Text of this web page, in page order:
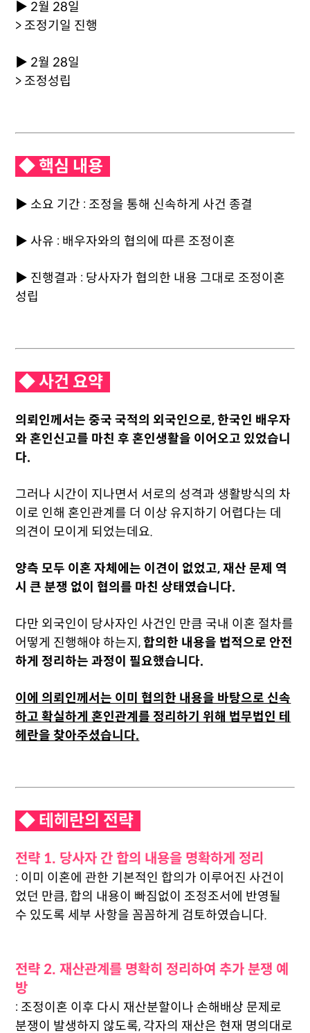
▶ 2월 28일
> 조정기일 진행
▶ 2월 28일
> 조정성립
◆ 핵심 내용
▶ 소요 기간 : 조정을 통해 신속하게 사건 종결
▶ 사유 : 배우자와의 협의에 따른 조정이혼
▶ 진행결과 : 당사자가 협의한 내용 그대로 조정이혼
성립
◆ 사건 요약
의뢰인께서는 중국 국적의 외국인으로, 한국인 배우자
와 혼인신고를 마친 후 혼인생활을 이어오고 있었습니
다.
그러나 시간이 지나면서 서로의 성격과 생활방식의 차
이로 인해 혼인관계를 더 이상 유지하기 어렵다는 데
의견이 모이게 되었는데요.
양측 모두 이혼 자체에는 이견이 없었고, 재산 문제 역
시 큰 분쟁 없이 협의를 마친 상태였습니다.
다만 외국인이 당사자인 사건인 만큼 국내 이혼 절차를
어떻게 진행해야 하는지,합의한 내용을 법적으로 안전
하게 정리하는 과정이 필요했습니다.
이에 의뢰인께서는 이미 협의한 내용을 바탕으로 신속
하고 확실하게 혼인관계를 정리하기 위해 법무법인 테
헤란을 찾아주셨습니다.
◆ 테헤란의 전략
전략 1. 당사자 간 합의 내용을 명확하게 정리
: 이미 이혼에 관한 기본적인 합의가 이루어진 사건이
었던 만큼, 합의 내용이 빠짐없이 조정조서에 반영될
수 있도록 세부 사항을 꼼꼼하게 검토하였습니다.
전략 2. 재산관계를 명확히 정리하여 추가 분쟁 예
방
: 조정이혼 이후 다시 재산분할이나 손해배상 문제로
분쟁이 발생하지 않도록, 각자의 재산은 현재 명의대로